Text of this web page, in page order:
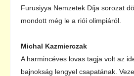
Furusiyya Nemzetek Díja sorozat
mondott még le a riói olimpiáról.
Michal Kazmierczak
A harmincéves lovas tagja volt az
bajnokság lengyel csapatának.